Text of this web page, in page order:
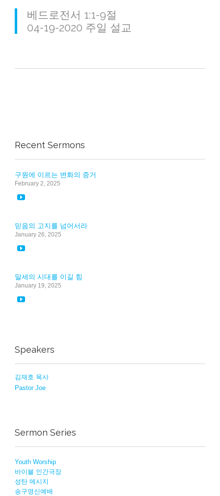
베드로전서 1:1-9절
04-19-2020 주일 설교
Recent Sermons
구원에 이르는 변화의 증거
February 2, 2025

믿음의 고지를 넘어서라
January 26, 2025

말세의 시대를 이길 힘
January 19, 2025

Speakers
김재호 목사
Pastor Joe
Sermon Series
Youth Worship
바이블 인간극장
성탄 메시지
송구영신예배